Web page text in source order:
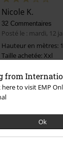
from
here to visit EMP
Ok
Nicole K.
32 Commentaires
Posté le : mardi, 12
Hauteur en mètres:
Taille achetée: Xxl
pantalon, mais
grande et
donc j'ai
du dessus
du pantalon